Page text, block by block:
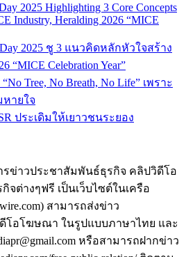
2025 Highlighting 3 Core Concepts
Industry, Heralding 2026 “MICE
2025 ชู 3 แนวคิดหลักหัวใจสร้าง
“MICE Celebration Year”
“No Tree, No Breath, No Life” เพราะ
ายใจ
ประเดิมให้เยาวชนระยอง
ารข่าวประชาสัมพันธ์ธุรกิจ คลิปวิดีโอ
ต่างๆฟรี เป็นเว็บไซต์ในเครือ
สามารถส่งข่าว
อโฆษณา ในรูปแบบภาษาไทย และ
หรือสามารถฝากข่าว